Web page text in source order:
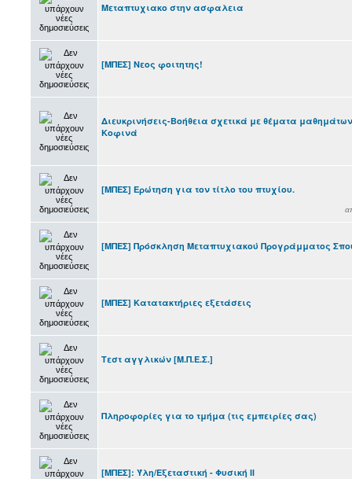
Μεταπτυχιακο στην ασφαλεια
[ΜΠΕΣ] Νεος φοιτητης!
Διευκρινήσεις-Βοήθεια σχετικά με θέματα
Κοφινά
[ΜΠΕΣ] Ερώτηση για τον τίτλο του πτυχίου.
[ΜΠΕΣ] Πρόσκληση Μεταπτυχιακού Προγράμματος
[ΜΠΕΣ] Κατατακτήριες εξετάσεις
Τεστ αγγλικών [Μ.Π.Ε.Σ.]
Πληροφορίες για το τμήμα (τις εμπειρίες σας)
[ΜΠΕΣ]: Ύλη/Εξεταστική - Φυσική ΙΙ